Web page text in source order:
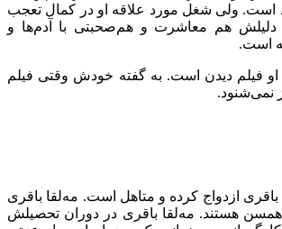
است. ولی شغل مورد علاقه او در کمال تعجب
هم معاشرت و هم‌صحبتی با آدم‌ها و
است.
او فیلم دیدن است. به گفته خودش وقتی فیلم
نمی‌شنود.
باقری ازدواج کرده و متاهل است. مه‌لقا باقری
هستند. مه‌لقا باقری در دوران تحصیلش